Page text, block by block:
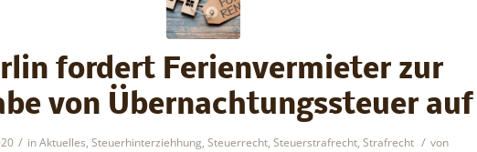
fordert Ferienvermieter zur
von Übernachtungssteuer auf
/ inAktuelles, Steuerhinterziehhung, Steuerrecht, Steuerstrafrecht, Strafrecht / von